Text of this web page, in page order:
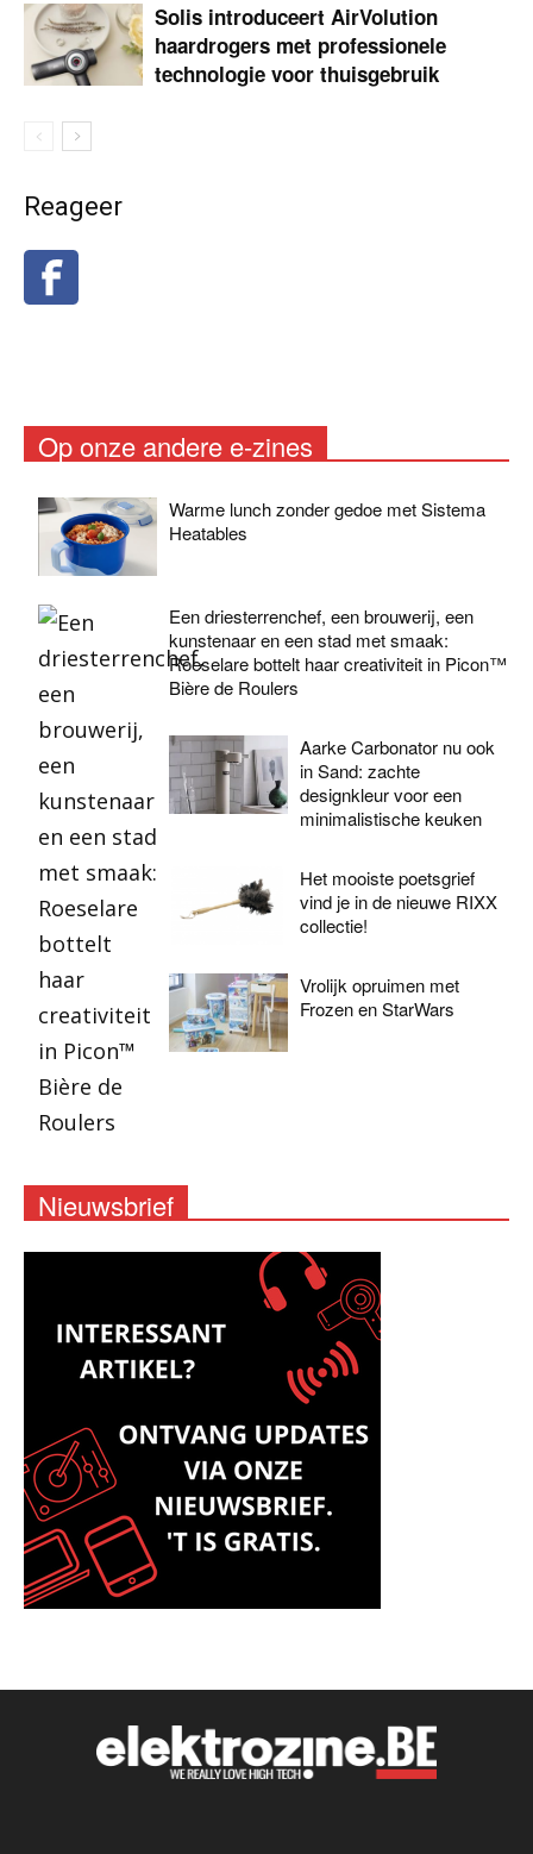
Solis introduceert AirVolution
haardrogers met professionele
technologie voor thuisgebruik
Reageer
Op onze andere e-zines
Warme lunch zonder gedoe met Sistema
Heatables
Een driesterrenchef, een brouwerij, een
kunstenaar en een stad met smaak:
Roeselare bottelt haar creativiteit in Picon™
Bière de Roulers
Aarke Carbonator nu ook
in Sand: zachte
designkleur voor een
minimalistische keuken
Het mooiste poetsgrief
vind je in de nieuwe RIXX
collectie!
Vrolijk opruimen met
Frozen en StarWars
Nieuwsbrief